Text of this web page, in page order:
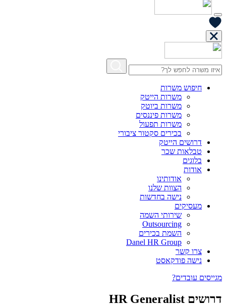
חיפוש משרות
משרות הייטק
משרות ביוטק
משרות פיננסים
משרות תפעול
בכירים סקטור ציבורי
דרושים הייטק
טבלאות שכר
בלוגים
אודות
אודותינו
הצוות שלנו
נישה בחדשות
מעסיקים
שירותי השמה
Outsourcing
השמת בכירים
Danel HR Group
צרו קשר
נישה פודקאסט
מגייסים עובדים?
דרושים HR Generalist